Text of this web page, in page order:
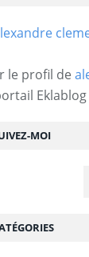
MOI
le profil de
Eklablog